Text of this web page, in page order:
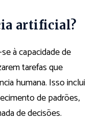
artificial?
à capacidade de
tarefas que
humana. Isso inclui
de padrões,
de decisões.